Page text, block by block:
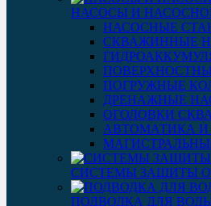
НАСОСЫ И
НАСОСНЫЕ
СКВАЖИННЫЕ
ПОГРУЖНЫЕ
ДРЕНАЖНЫЕ
ОГОЛОВКИ
АВТОМАТИКА
СИСТЕМЫ ЗАЩИТЫ
ПОДВОДКА ДЛЯ